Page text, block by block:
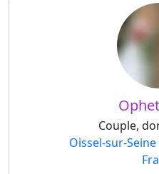
Couple,
Oissel-sur-Seine